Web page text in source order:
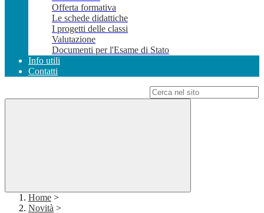
Offerta formativa
Le schede didattiche
I progetti delle classi
Valutazione
Documenti per l'Esame di Stato
Info utili
Contatti
Home >
Novità >